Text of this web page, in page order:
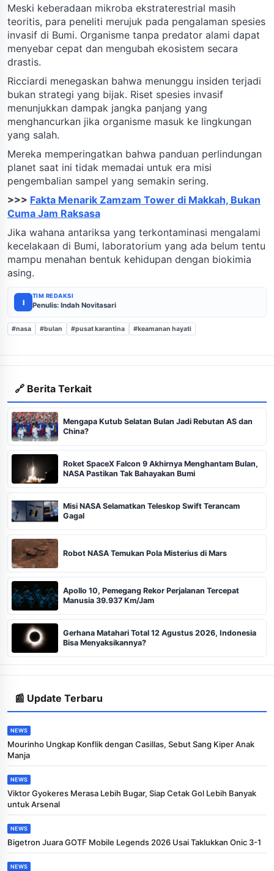
Meski keberadaan mikroba ekstraterestrial masih
teoritis, para peneliti merujuk pada pengalaman spesies
invasif di Bumi. Organisme tanpa predator alami dapat
menyebar cepat dan mengubah ekosistem secara
drastis.
Ricciardi menegaskan bahwa menunggu insiden terjadi
bukan strategi yang bijak. Riset spesies invasif
menunjukkan dampak jangka panjang yang
menghancurkan jika organisme masuk ke lingkungan
yang salah.
Mereka memperingatkan bahwa panduan perlindungan
planet saat ini tidak memadai untuk era misi
pengembalian sampel yang semakin sering.
>>> Fakta Menarik Zamzam Tower di Makkah, Bukan
Cuma Jam Raksasa
Jika wahana antariksa yang terkontaminasi mengalami
kecelakaan di Bumi, laboratorium yang ada belum tentu
mampu menahan bentuk kehidupan dengan biokimia
asing.
I
TIM REDAKSI
Penulis: Indah Novitasari
#nasa #bulan #pusat karantina #keamanan hayati
🔗 Berita Terkait
Mengapa Kutub Selatan Bulan Jadi Rebutan AS dan
China?
Roket SpaceX Falcon 9 Akhirnya Menghantam Bulan,
NASA Pastikan Tak Bahayakan Bumi
Misi NASA Selamatkan Teleskop Swift Terancam
Gagal
Robot NASA Temukan Pola Misterius di Mars
Apollo 10, Pemegang Rekor Perjalanan Tercepat
Manusia 39.937 Km/Jam
Gerhana Matahari Total 12 Agustus 2026, Indonesia
Bisa Menyaksikannya?
📰 Update Terbaru
NEWS
Mourinho Ungkap Konflik dengan Casillas, Sebut Sang Kiper Anak
Manja
NEWS
Viktor Gyokeres Merasa Lebih Bugar, Siap Cetak Gol Lebih Banyak
untuk Arsenal
NEWS
Bigetron Juara GOTF Mobile Legends 2026 Usai Taklukkan Onic 3-1
NEWS